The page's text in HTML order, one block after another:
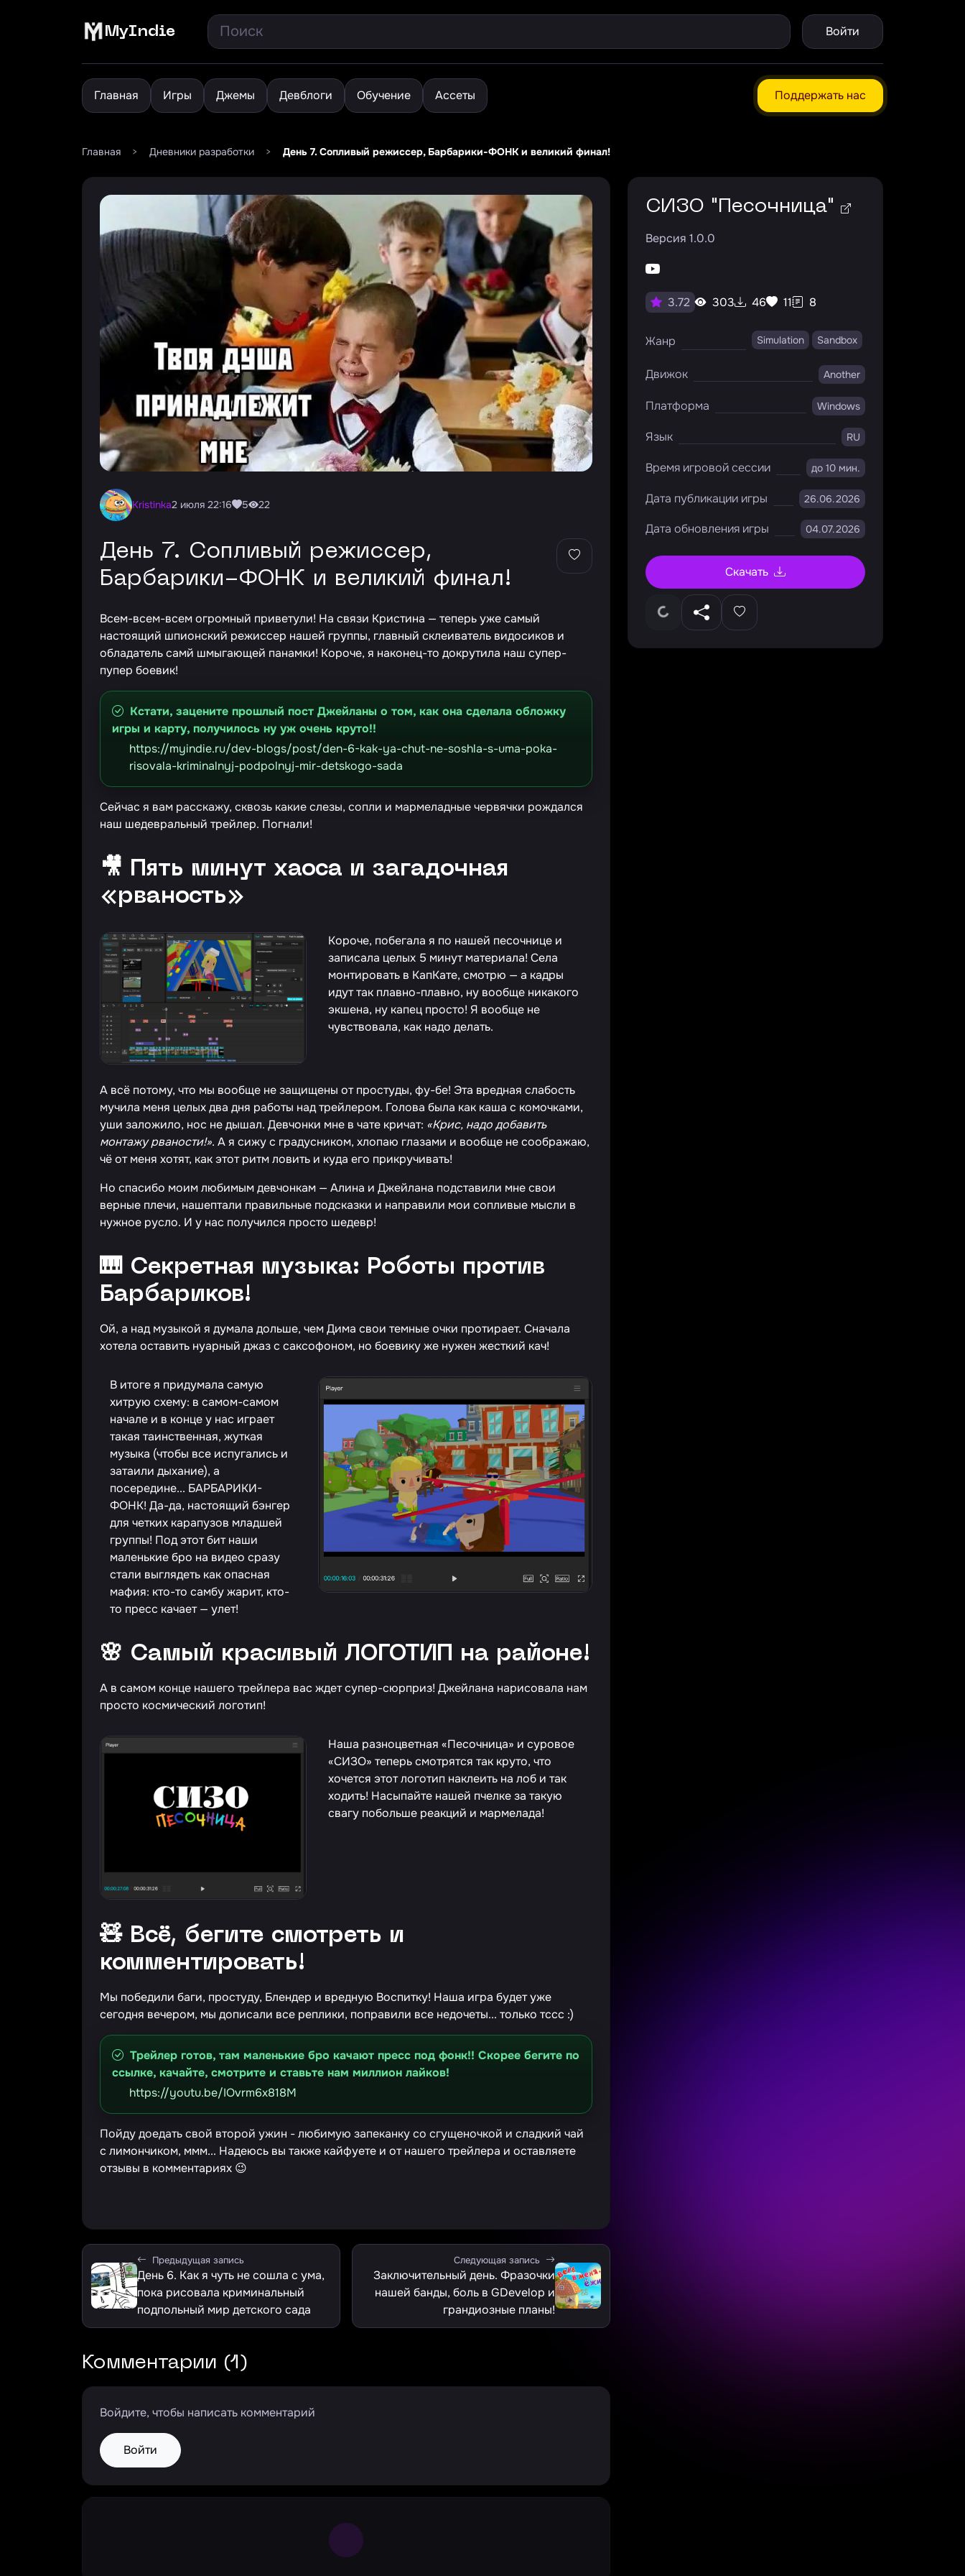
MyIndie Войти
Главная Игры Джемы Девблоги Обучение Ассеты Поддержать нас
Главная > Дневники разработки > День 7. Сопливый режиссер, Барбарики-ФОНК и великий финал!
kristinka2 июля 22:16 5 22
День 7. Сопливый режиссер,
Барбарики-ФОНК и великий финал!
Всем-всем-всем огромный приветули! На связи Кристина — теперь уже самый
настоящий шпионский режиссер нашей группы, главный склеиватель видосиков и
обладатель самй шмыгающей панамки! Короче, я наконец-то докрутила наш супер-
пупер боевик!
Кстати, зацените прошлый пост Джейланы о том, как она сделала обложку
игры и карту, получилось ну уж очень круто!!
https://myindie.ru/dev-blogs/post/den-6-kak-ya-chut-ne-soshla-s-uma-poka-
risovala-kriminalnyj-podpolnyj-mir-detskogo-sada
Сейчас я вам расскажу, сквозь какие слезы, сопли и мармеладные червячки рождался
наш шедевральный трейлер. Погнали!
🎥 Пять минут хаоса и загадочная
«рваность»
Короче, побегала я по нашей песочнице и
записала целых 5 минут материала! Села
монтировать в КапКате, смотрю — а кадры
идут так плавно-плавно, ну вообще никакого
экшена, ну капец просто! Я вообще не
чувствовала, как надо делать.
А всё потому, что мы вообще не защищены от простуды, фу-бе! Эта вредная слабость
мучила меня целых два дня работы над трейлером. Голова была как каша с комочками,
уши заложило, нос не дышал. Девчонки мне в чате кричат: «Крис, надо добавить
монтажу рваности!». А я сижу с градусником, хлопаю глазами и вообще не соображаю,
чё от меня хотят, как этот ритм ловить и куда его прикручивать!
Но спасибо моим любимым девчонкам — Алина и Джейлана подставили мне свои
верные плечи, нашептали правильные подсказки и направили мои сопливые мысли в
нужное русло. И у нас получился просто шедевр!
🎹 Секретная музыка: Роботы против
Барбариков!
Ой, а над музыкой я думала дольше, чем Дима свои темные очки протирает. Сначала
хотела оставить нуарный джаз с саксофоном, но боевику же нужен жесткий кач!
В итоге я придумала самую
хитрую схему: в самом-самом
начале и в конце у нас играет
такая таинственная, жуткая
музыка (чтобы все испугались и
затаили дыхание), а
посередине... БАРБАРИКИ-
ФОНК! Да-да, настоящий бэнгер
для четких карапузов младшей
группы! Под этот бит наши
маленькие бро на видео сразу
стали выглядеть как опасная
мафия: кто-то самбу жарит, кто-
то пресс качает — улет!
🌸 Самый красивый ЛОГОТИП на районе!
А в самом конце нашего трейлера вас ждет супер-сюрприз! Джейлана нарисовала нам
просто космический логотип!
Наша разноцветная «Песочница» и суровое
«СИЗО» теперь смотрятся так круто, что
хочется этот логотип наклеить на лоб и так
ходить! Насыпайте нашей пчелке за такую
свагу побольше реакций и мармелада!
🧸 Всё, бегите смотреть и
комментировать!
Мы победили баги, простуду, Блендер и вредную Воспитку! Наша игра будет уже
сегодня вечером, мы дописали все реплики, поправили все недочеты... только тссс :)
Трейлер готов, там маленькие бро качают пресс под фонк!! Скорее бегите по
ссылке, качайте, смотрите и ставьте нам миллион лайков!
https://youtu.be/IOvrm6x818M
Пойду доедать свой второй ужин - любимую запеканку со сгущеночкой и сладкий чай
с лимончиком, ммм... Надеюсь вы также кайфуете и от нашего трейлера и оставляете
отзывы в комментариях 😉
Предыдущая запись
День 6. Как я чуть не сошла с ума,
пока рисовала криминальный
подпольный мир детского сада
Следующая запись
Заключительный день. Фразочки
нашей банды, боль в GDevelop и
грандиозные планы!
Комментарии (1)
Войдите, чтобы написать комментарий
Войти
Large Spinner
СИЗО "Песочница"
Версия 1.0.0
3.72 303 46 11 8
Жанр Simulation Sandbox
Движок Another
Платформа Windows
Язык RU
Время игровой сессии до 10 мин.
Дата публикации игры 26.06.2026
Дата обновления игры 04.07.2026
Скачать